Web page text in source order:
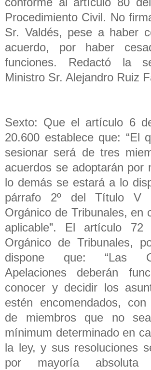
Procedimiento Civil. No
Sr. Valdés, pese a haber
acuerdo, por haber
funciones. Redactó la
Ministro Sr. Alejandro Ruiz
Sexto: Que el artículo 6
20.600 establece que: “El
sesionar será de tres
acuerdos se adoptarán por
lo demás se estará a lo
párrafo 2º del Título V
Orgánico de Tribunales, en
aplicable”. El artículo 72
Orgánico de Tribunales,
dispone que: “Las
Apelaciones deberán
conocer y decidir los
estén encomendados,
de miembros que no
mínimum determinado en
la ley, y sus resoluciones
por mayoría